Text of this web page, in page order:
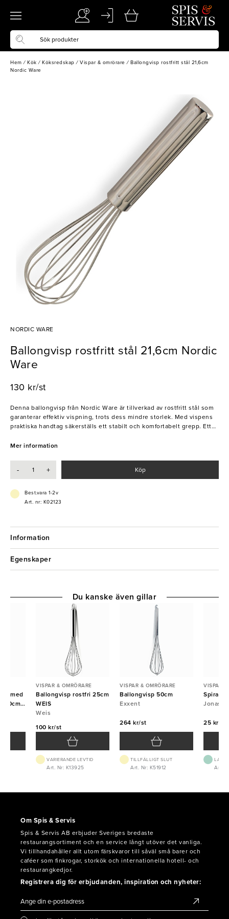
Hem / Kök / Köksredskap / Vispar & omrörare / Ballongvisp rostfritt stål 21,6cm
Nordic Ware
NORDIC WARE
Ballongvisp rostfritt stål 21,6cm Nordic
Ware
130 kr/st
Denna ballongvisp från Nordic Ware är tillverkad av rostfritt stål som
garanterar effektiv vispning, trots dess mindre storlek. Med vispens
praktiska handtag säkerställs ett stabilt och komfortabelt grepp. Ett
Mer information
- + Köp
Best.vara 1-2v
Art. nr: K02123
Information
Egenskaper
med
80cm
VISPAR & OMRÖRARE
Ballongvisp rostfri 25cm
WEIS
Weis
100 kr/st
VARIERANDE LEVTID
Art. Nr: K13925
VISPAR & OMRÖRARE
Ballongvisp 50cm
Exxent
264 kr/st
TILLFÄLLIGT SLUT
Art. Nr: K51912
VISPAR &
Jonas
25 kr/st
Art.
Du kanske även gillar
Om Spis & Servis
Spis & Servis AB erbjuder Sveriges bredaste
restaurangsortiment och en service långt utöver det vanliga.
Vi tillhandahåller allt utom färskvaror till såväl små barer och
caféer som finkrogar, storkök och internationella hotell- och
restaurangkedjor.
Registrera dig för erbjudanden, inspiration och nyheter: